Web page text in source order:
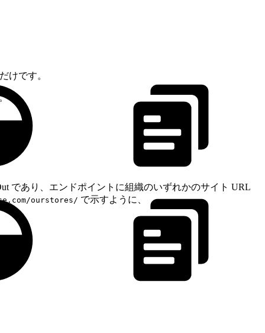
けです。
であり、エンドポイントに組織のいずれかのサイト URL
ourstores/ で示すように、